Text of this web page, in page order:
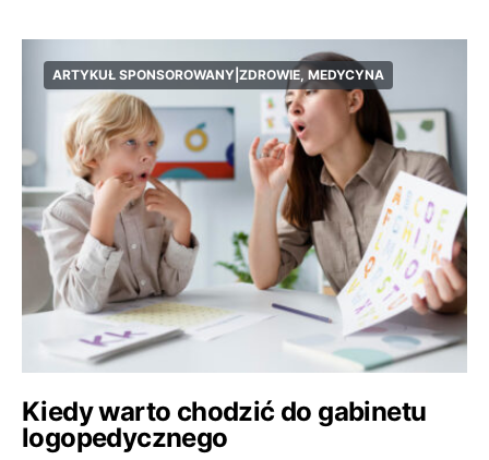
ARTYKUŁ SPONSOROWANY|ZDROWIE, MEDYCYNA
Kiedy warto chodzić do gabinetu
logopedycznego